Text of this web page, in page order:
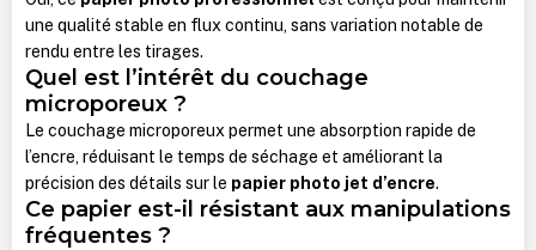
une qualité stable en flux continu, sans variation notable de
rendu entre les tirages.
Quel est l’intérêt du couchage
microporeux ?
Le couchage microporeux permet une absorption rapide de
l’encre, réduisant le temps de séchage et améliorant la
précision des détails sur le papier photo jet d’encre.
Ce papier est-il résistant aux manipulations
fréquentes ?